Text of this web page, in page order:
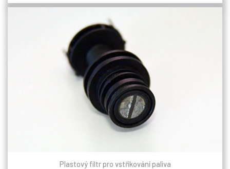
Plastový filtr pro vstřikování paliva